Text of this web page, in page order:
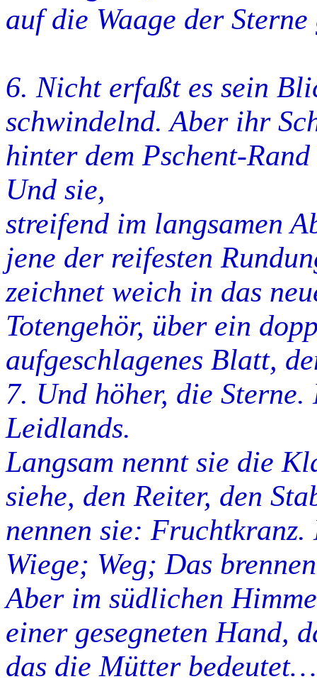
auf die Waage der
6. Nicht erfaßt es sein
schwindelnd. Aber ihr
hinter dem Pschent-
Und sie,
streifend im langsamen
jene der reifesten
zeichnet weich in das
Totengehör, über ein
aufgeschlagenes Blatt,
7. Und höher, die Sterne.
Leidlands.
Langsam nennt sie die
siehe, denReiter, den
nennen sie:Fruchtkranz.
Wiege; Weg; Das
Aber im südlichen
einer gesegneten Hand,
das die Mütter